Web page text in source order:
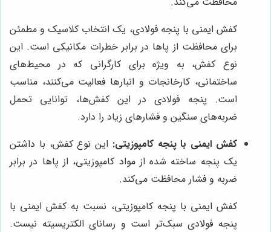
کفش ایمنی با پنجه فولادی، یک انتخاب کلاسیک و مطمئن
برای محافظت از پاها در برابر خطرات مکانیکی است. این
نوع کفش، به ویژه برای کارگرانی که در محیط‌های
ساختمانی، کارخانجات و انبارها فعالیت می‌کنند، مناسب
است. پنجه فولادی در این کفش‌ها، توانایی تحمل
ضربه‌های سنگین و فشارهای زیاد را دارد.
کفش ایمنی با پنجه کامپوزیتی: این نوع کفش، با داشتن
یک پنجه ساخته شده از مواد کامپوزیتی، از پاها در برابر
ضربه و فشار محافظت می‌کند.
کفش ایمنی با پنجه کامپوزیتی، نسبت به کفش ایمنی با
پنجه فولادی سبک‌تر است و رسانای الکتریسیته نیست.